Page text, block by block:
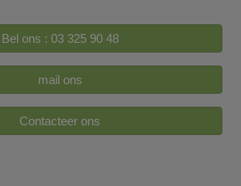
Bel ons : 03 325 90 48
mail ons
Contacteer ons